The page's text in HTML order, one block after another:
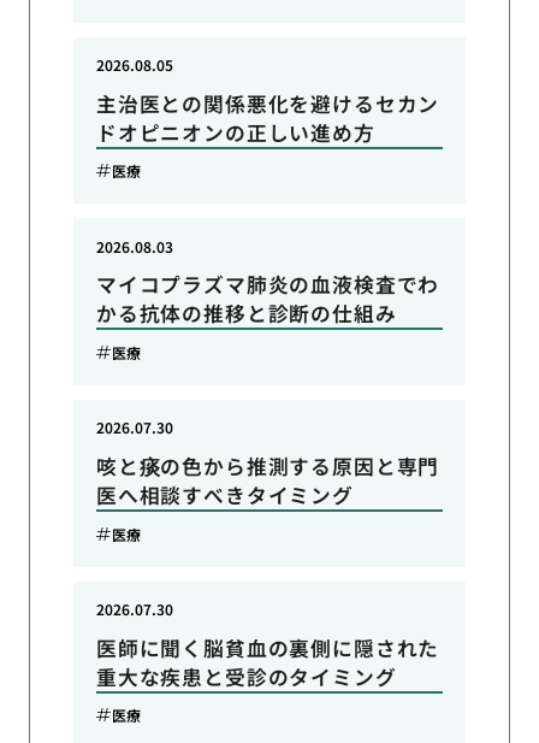
主治医との関係悪化を避けるセカン
ドオピニオンの正しい進め方
2026.08.05
医療
マイコプラズマ肺炎の血液検査でわ
かる抗体の推移と診断の仕組み
2026.08.03
医療
咳と痰の色から推測する原因と専門
医へ相談すべきタイミング
2026.07.30
医療
医師に聞く脳貧血の裏側に隠された
重大な疾患と受診のタイミング
2026.07.30
医療